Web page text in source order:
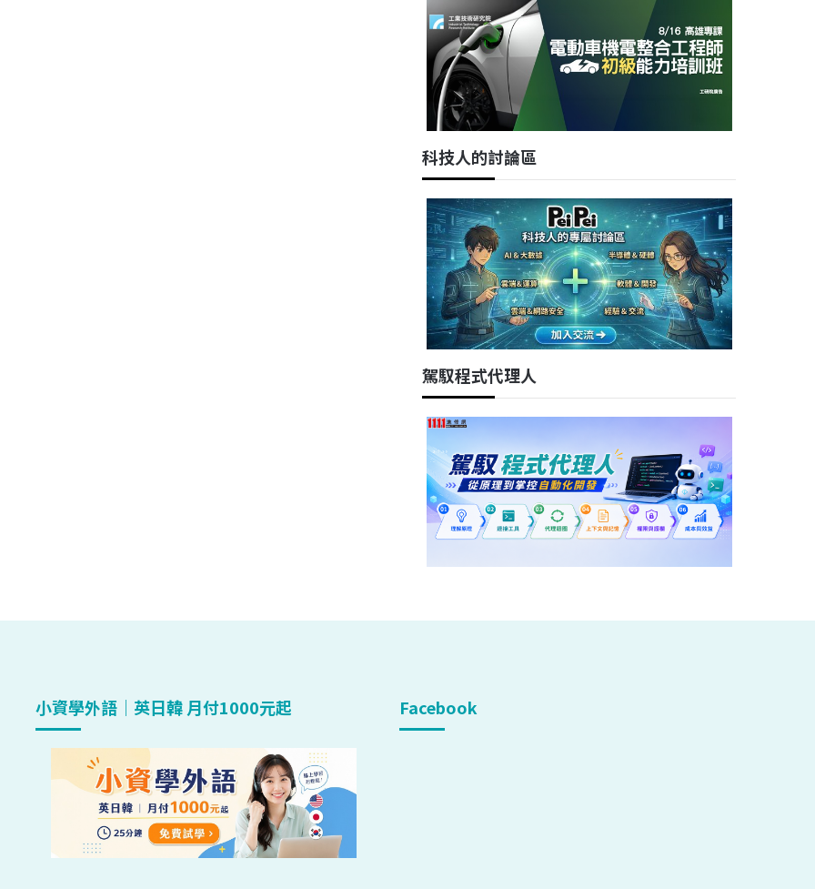
科技人的討論區
駕馭程式代理人
小資學外語｜英日韓 月付1000元起 Facebook